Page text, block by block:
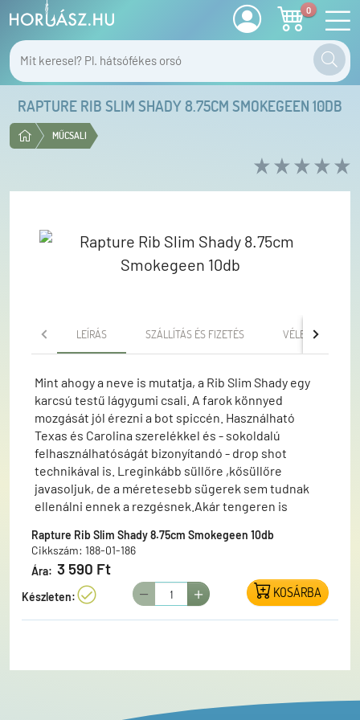
0
RAPTURE RIB SLIM SHADY 8.75CM SMOKEGEEN 10DB
MŰCSALI
LEÍRÁS SZÁLLÍTÁS ÉS FIZETÉS VÉLEMÉNYEK
Mint ahogy a neve is mutatja, a Rib Slim Shady egy
karcsú testű lágygumi csali. A farok könnyed
mozgását jól érezni a bot spiccén. Használható
Texas és Carolina szerelékkel és - sokoldalú
felhasználhatóságát bizonyítandó - drop shot
technikával is. Lreginkább süllőre ,kősüllőre
javasoljuk, de a méretesebb sügerek sem tudnak
ellenálni ennek a rezgésnek.Akár tengeren is
Rapture Rib Slim Shady 8.75cm Smokegeen 10db
Cikkszám: 188-01-186
Ára: 3 590 Ft
Készleten: KOSÁRBA